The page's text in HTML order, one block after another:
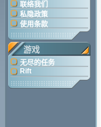
联络我们
私隐政策
使用条款
游戏
无尽的任务
Rift